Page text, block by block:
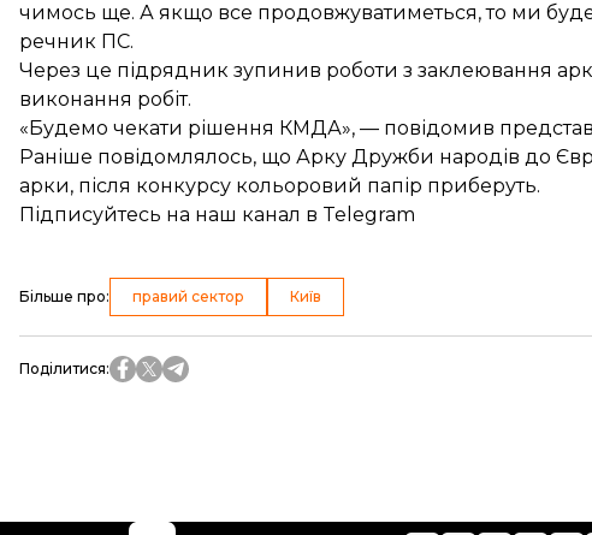
чимось ще. А якщо все продовжуватиметься, то ми
речник ПС.
Через це підрядник зупинив роботи з заклеювання
виконання робіт.
«Будемо чекати рішення КМДА», — повідомив
Раніше повідомлялось, що Арку Дружби народів до
арки, після конкурсу кольоровий папір приберуть.
Підписуйтесь на наш канал в Telegram
Більше про: правий сектор Київ
Поділитися: